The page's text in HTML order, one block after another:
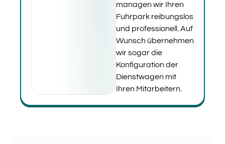
managen wir Ihren
Fuhrpark reibungslos
und professionell. Auf
Wunsch übernehmen
wir sogar die
Konfiguration der
Dienstwagen mit
Ihren Mitarbeitern.